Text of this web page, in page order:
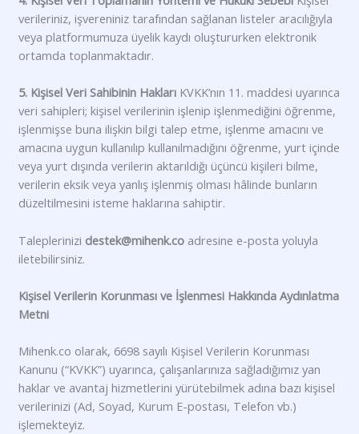
verileriniz, işvereniniz tarafından sağlanan listeler aracılığıyla
veya platformumuza üyelik kaydı oluştururken elektronik
ortamda toplanmaktadır.
5. Kişisel Veri Sahibinin Hakları KVKK’nın 11. maddesi uyarınca
veri sahipleri; kişisel verilerinin işlenip işlenmediğini öğrenme,
işlenmişse buna ilişkin bilgi talep etme, işlenme amacını ve
amacına uygun kullanılıp kullanılmadığını öğrenme, yurt içinde
veya yurt dışında verilerin aktarıldığı üçüncü kişileri bilme,
verilerin eksik veya yanlış işlenmiş olması hâlinde bunların
düzeltilmesini isteme haklarına sahiptir.
Taleplerinizi destek@mihenk.co adresine e-posta yoluyla
iletebilirsiniz.
Kişisel Verilerin Korunması ve İşlenmesi Hakkında Aydınlatma
Metni
Mihenk.co olarak, 6698 sayılı Kişisel Verilerin Korunması
Kanunu (“KVKK”) uyarınca, çalışanlarınıza sağladığımız yan
haklar ve avantaj hizmetlerini yürütebilmek adına bazı kişisel
verilerinizi (Ad, Soyad, Kurum E-postası, Telefon vb.)
işlemekteyiz.